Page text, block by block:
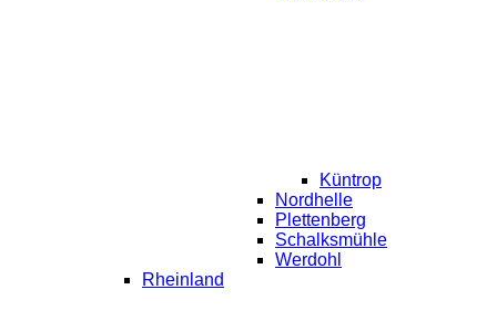
Küntrop
Nordhelle
Plettenberg
Schalksmühle
Werdohl
Rheinland